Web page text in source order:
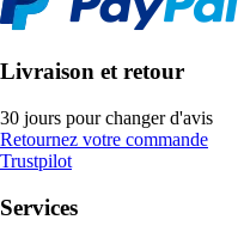
Livraison et retour
30 jours pour changer d'avis
Retournez votre commande
Trustpilot
Services